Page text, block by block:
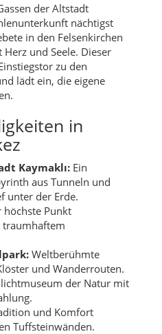
der Altstadt
nächtigst
in den Felsenkirchen
und Seele. Dieser
zu den
lädt ein, die eigene
in
Kaymaklı: Ein
aus Tunneln und
unter der Erde.
höchste Punkt
traumhaftem
Weltberühmte
und Wanderrouten.
der Natur mit
und Komfort
Tuffsteinwänden.